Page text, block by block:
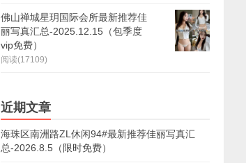
佛山禅城星玥国际会所最新推荐佳
丽写真汇总-2025.12.15（包季度
vip免费）
阅读(17109)
近期文章
海珠区南洲路ZL休闲94#最新推荐佳丽写真汇
总-2026.8.5（限时免费）